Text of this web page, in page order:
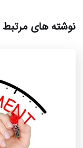
نوشته های مرتبط